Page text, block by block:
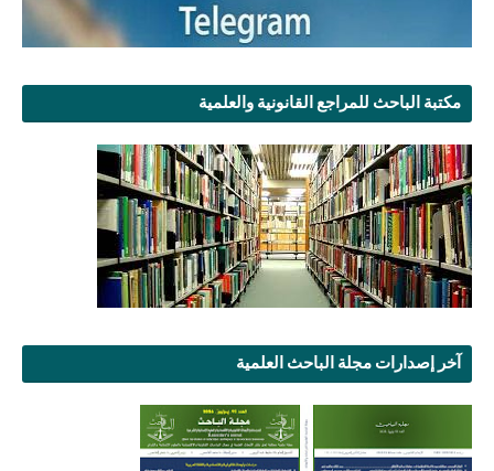
مكتبة الباحث للمراجع القانونية والعلمية
آخر إصدارات مجلة الباحث العلمية